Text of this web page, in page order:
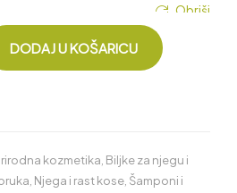
Obriši
DODAJ U KOŠARICU
kozmetika, Biljke za njegu i
, Njega i rast kose, Šamponi i